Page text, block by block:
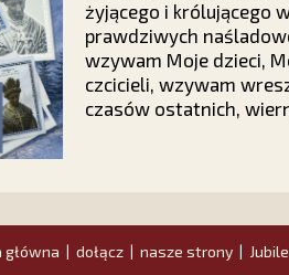
żyjącego i królującego
prawdziwych
wzywam Moje dzieci,
czcicieli, wzywam
czasów ostatnich,
dołącz nasze strony